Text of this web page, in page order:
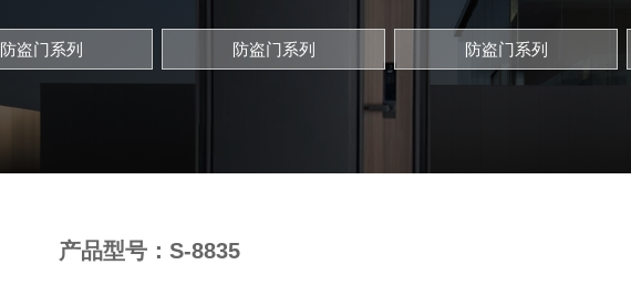
防盗门系列 防盗门系列 防盗门系列
产品型号：S-8835